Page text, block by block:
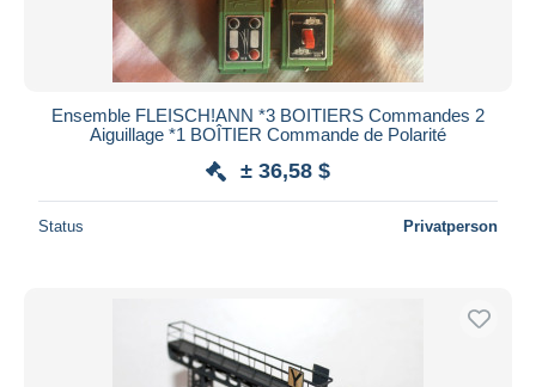
Ensemble FLEISCH!ANN *3 BOITIERS Commandes 2
Aiguillage *1 BOÎTIER Commande de Polarité
± 36,58 $
Status Privatperson